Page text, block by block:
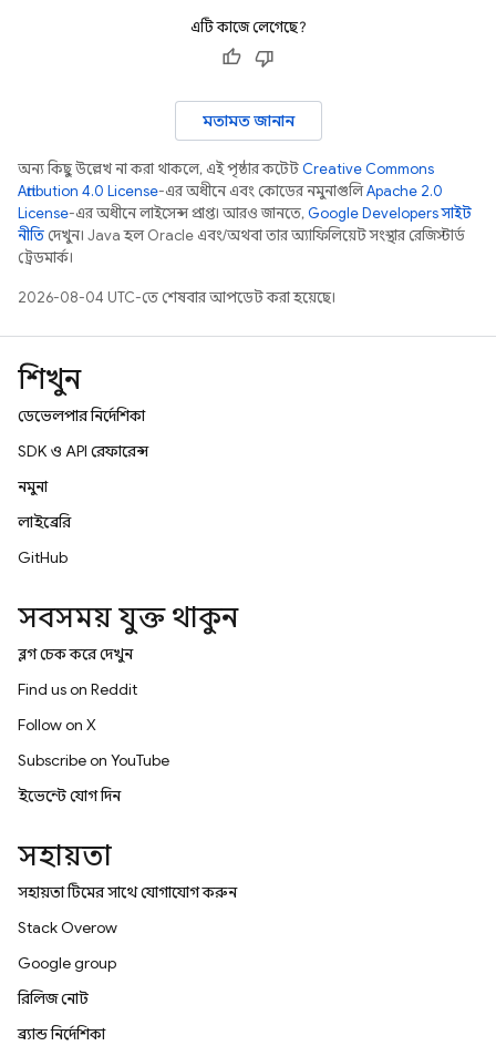
এটি কাজে লেগেছে?
মতামত জানান
অন্য কিছু উল্লেখ না করা থাকলে, এই পৃষ্ঠার কন্টেন্টCreative Commons
Attribution 4.0 License-এর অধীনে এবং কোডের নমুনাগুলিApache 2.0
License-এর অধীনে লাইসেন্স প্রাপ্ত। আরও জানতে,Google Developers সাইট
নীতি দেখুন। Java হল Oracle এবং/অথবা তার অ্যাফিলিয়েট সংস্থার রেজিস্টার্ড
ট্রেডমার্ক।
2026-08-04 UTC-তে শেষবার আপডেট করা হয়েছে।
শিখুন
ডেভেলপার নির্দেশিকা
SDK ও API রেফারেন্স
নমুনা
লাইব্রেরি
GitHub
সবসময় যুক্ত থাকুন
ব্লগ চেক করে দেখুন
Find us on Reddit
Follow on X
Subscribe on YouTube
ইভেন্টে যোগ দিন
সহায়তা
সহায়তা টিমের সাথে যোগাযোগ করুন
Stack Overflow
Google group
রিলিজ নোট
ব্র্যান্ড নির্দেশিকা